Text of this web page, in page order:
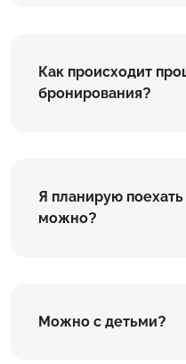
Как происходит
бронирования?
Я планирую поехать
можно?
Можно с детьми?